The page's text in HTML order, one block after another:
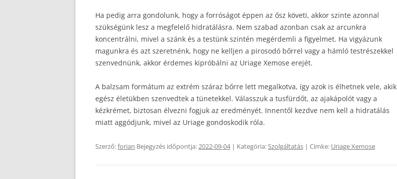
Ha pedig arra gondolunk, hogy a forróságot éppen az ősz követi, akkor szinte azonnal
szükségünk lesz a megfelelő hidratálásra. Nem szabad azonban csak az arcunkra
koncentrálni, mivel a szánk és a testünk szintén megérdemli a figyelmet. Ha vigyázunk
magunkra és azt szeretnénk, hogy ne kelljen a pirosodó bőrrel vagy a hámló testrészekkel
szenvednünk, akkor érdemes kipróbálni az Uriage Xemose erejét.
A balzsam formátum az extrém száraz bőrre lett megalkotva, így azok is élhetnek vele, akik
egész életükben szenvedtek a tünetekkel. Válasszuk a tusfürdőt, az ajakápolót vagy a
kézkrémet, biztosan élvezni fogjuk az eredményét. Innentől kezdve nem kell a hidratálás
miatt aggódjunk, mivel az Uriage gondoskodik róla.
Szerző:forian Bejegyzés időpontja:2022-09-04| Kategória:Szolgáltatás | Címke: Uriage Xemose